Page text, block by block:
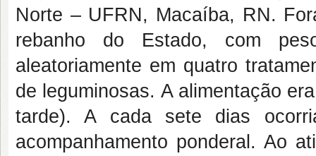
Norte – UFRN, Macaíba, RN.
rebanho do Estado, com
aleatoriamente em quatro
de leguminosas. A alimentação
tarde). A cada sete dias
acompanhamento ponderal. Ao